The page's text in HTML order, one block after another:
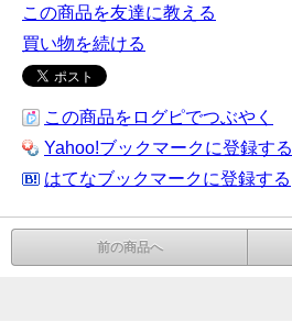
この商品を友達に教える
買い物を続ける
この商品をログピでつぶやく
Yahoo!ブックマークに登録する
はてなブックマークに登録する
前の商品へ